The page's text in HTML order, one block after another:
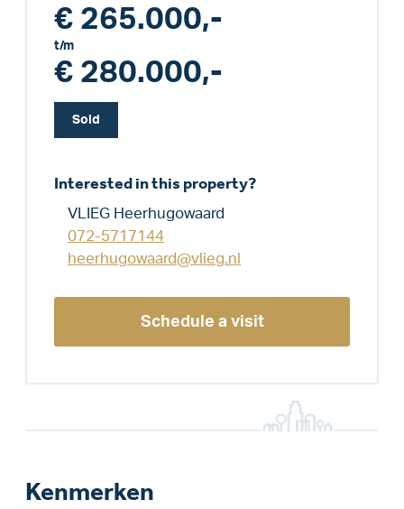
€ 265.000,-
t/m
€ 280.000,-
Sold
Interested in this property?
VLIEG Heerhugowaard
072-5717144
heerhugowaard@vlieg.nl
Schedule a visit
Kenmerken